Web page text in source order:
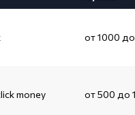
от 1000
money от 500 до